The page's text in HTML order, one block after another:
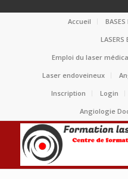
Accueil
BASES
LASERS
Emploi du laser
Laser endoveineux
Inscription
Login
Angiologie